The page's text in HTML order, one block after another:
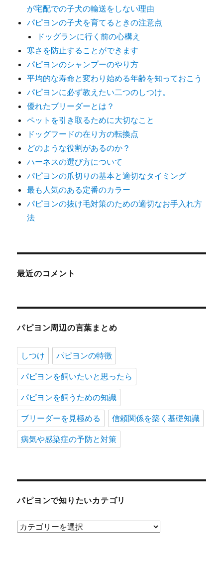
が宅配での子犬の輸送をしない理由
パピヨンの子犬を育てるときの注意点
ドッグランに行く前の心構え
寒さを防止することができます
パピヨンのシャンプーのやり方
平均的な寿命と変わり始める年齢を知っておこう
パピヨンに必ず教えたい二つのしつけ。
優れたブリーダーとは？
ペットを引き取るために大切なこと
ドッグフードの在り方の転換点
どのような役割があるのか？
ハーネスの選び方について
パピヨンの爪切りの基本と適切なタイミング
最も人気のある定番のカラー
パピヨンの抜け毛対策のための適切なお手入れ方
法
最近のコメント
パピヨン周辺の言葉まとめ
しつけ パピヨンの特徴
パピヨンを飼いたいと思ったら
パピヨンを飼うための知識
ブリーダーを見極める 信頼関係を築く基礎知識
病気や感染症の予防と対策
パピヨンで知りたいカテゴリ
パ